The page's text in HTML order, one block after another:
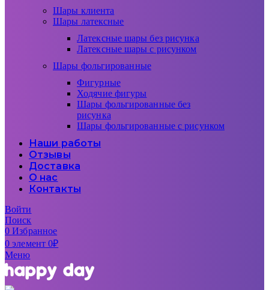
Шары клиента
Шары латексные
Латексные шары без рисунка
Латексные шары с рисунком
Шары фольгированные
Фигурные
Ходячие фигуры
Шары фольгированные без
рисунка
Шары фольгированные с рисунком
Наши работы
Отзывы
Доставка
О нас
Контакты
Войти
Поиск
0Избранное
0элемент 0₽
Меню